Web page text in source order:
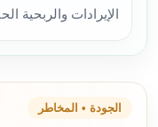
الإيرادات والربحية
الجودة • المخاطر